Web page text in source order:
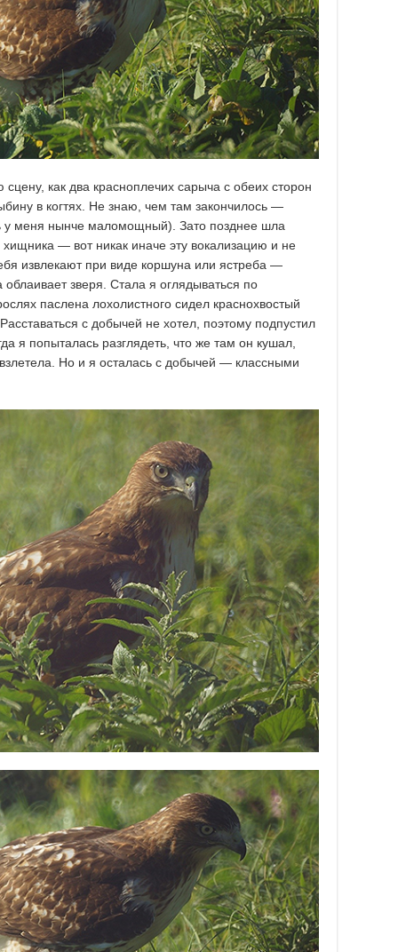
как два красноплечих сарыча с обеих сторон
в когтях. Не знаю, чем там закончилось —
у меня нынче маломощный). Зато позднее шла
— вот никак иначе эту вокализацию и не
извлекают при виде коршуна или ястреба —
зверя. Стала я оглядываться по
паслена лохолистного сидел краснохвостый
с добычей не хотел, поэтому подпустил
я попыталась разглядеть, что же там он кушал,
Но и я осталась с добычей — классными